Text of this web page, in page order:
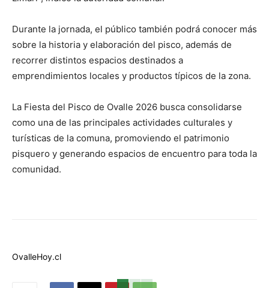
Durante la jornada, el público también podrá conocer más
sobre la historia y elaboración del pisco, además de
recorrer distintos espacios destinados a
emprendimientos locales y productos típicos de la zona.
La Fiesta del Pisco de Ovalle 2026 busca consolidarse
como una de las principales actividades culturales y
turísticas de la comuna, promoviendo el patrimonio
pisquero y generando espacios de encuentro para toda la
comunidad.
OvalleHoy.cl